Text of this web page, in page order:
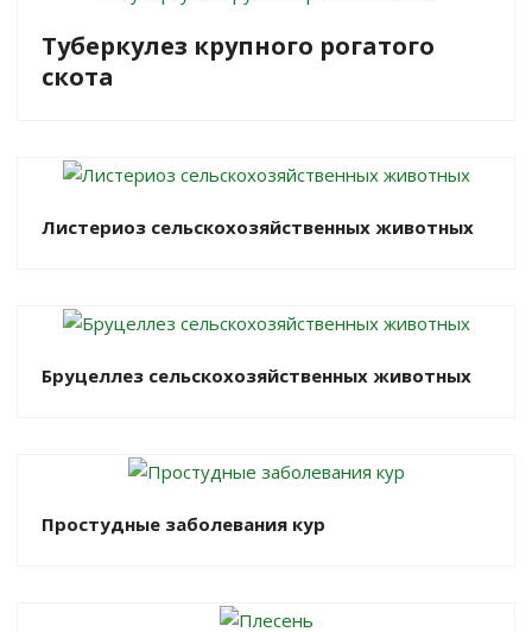
Туберкулез крупного рогатого
скота
Листериоз сельскохозяйственных животных
Бруцеллез сельскохозяйственных животных
Простудные заболевания кур